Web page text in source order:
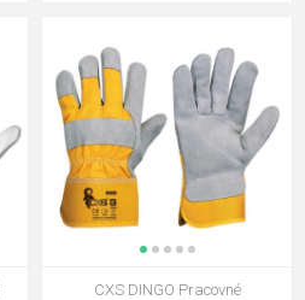
CXS DINGO Pracovné